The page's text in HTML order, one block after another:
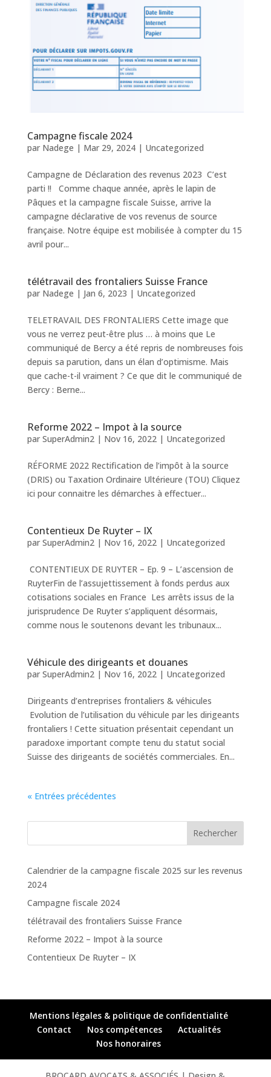
Campagne fiscale 2024
par Nadege | Mar 29, 2024| Uncategorized
Campagne de Déclaration des revenus 2023 C’est
parti !! Comme chaque année, après le lapin de
Pâques et la campagne fiscale Suisse, arrive la
campagne déclarative de vos revenus de source
française. Notre équipe est mobilisée à compter du 15
avril pour...
télétravail des frontaliers Suisse France
par Nadege | Jan 6, 2023 | Uncategorized
TELETRAVAIL DES FRONTALIERS Cette image que
vous ne verrez peut-être plus … à moins que Le
communiqué de Bercy a été repris de nombreuses fois
depuis sa parution, dans un élan d’optimisme. Mais
que cache-t-il vraiment ? Ce que dit le communiqué de
Bercy : Berne...
Reforme 2022 – Impot à la source
par SuperAdmin2| Nov 16, 2022| Uncategorized
RÉFORME 2022 Rectification de l’impôt à la source
(DRIS) ou Taxation Ordinaire Ultérieure (TOU) Cliquez
ici pour connaitre les démarches à effectuer...
Contentieux De Ruyter – IX
par SuperAdmin2| Nov 16, 2022| Uncategorized
CONTENTIEUX DE RUYTER – Ep. 9 – L’ascension de
RuyterFin de l’assujettissement à fonds perdus aux
cotisations sociales en France Les arrêts issus de la
jurisprudence De Ruyter s’appliquent désormais,
comme nous le soutenons devant les tribunaux...
Véhicule des dirigeants et douanes
par SuperAdmin2| Nov 16, 2022| Uncategorized
Dirigeants d’entreprises frontaliers & véhicules
Evolution de l’utilisation du véhicule par les dirigeants
frontaliers ! Cette situation présentait cependant un
paradoxe important compte tenu du statut social
Suisse des dirigeants de sociétés commerciales. En...
« Entrées précédentes
Rechercher
Calendrier de la campagne fiscale 2025 sur les revenus
2024
Campagne fiscale 2024
télétravail des frontaliers Suisse France
Reforme 2022 – Impot à la source
Contentieux De Ruyter – IX
Mentions légales & politique de confidentialité
Contact
Nos compétences
Actualités
Nos honoraires